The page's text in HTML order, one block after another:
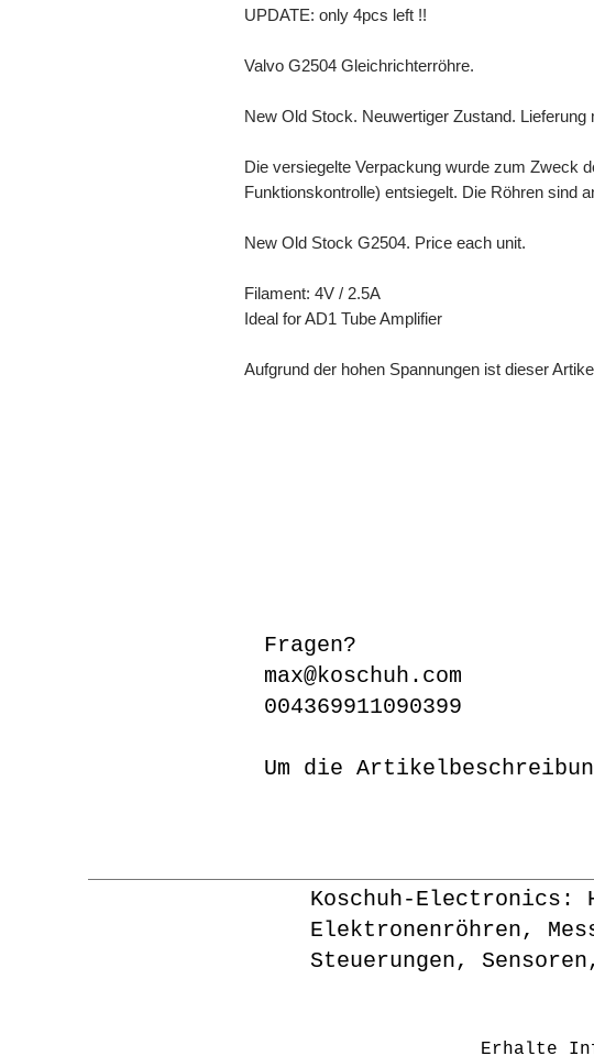
UPDATE: only 4pcs left !!
Valvo G2504 Gleichrichterröhre.
New Old Stock. Neuwertiger Zustand. Lieferung
Die versiegelte Verpackung wurde zum Zweck
Funktionskontrolle) entsiegelt. Die Röhren sind
New Old Stock G2504. Price each unit.
Filament: 4V / 2.5A
Ideal for AD1 Tube Amplifier
Aufgrund der hohen Spannungen ist dieser
Fragen?
max@koschuh.com
004369911090399
Um die
Koschuh-Electronics:
Elektronenröhren,
Steuerungen,
Erhalte